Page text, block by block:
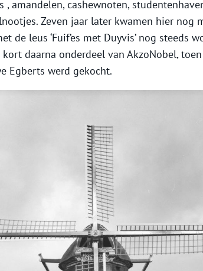
, amandelen, cashewnoten,
Zeven jaar later kwamen hier nog
de leus ‘Fuif’es met Duyvis’ nog steeds
daarna onderdeel van AkzoNobel,
Egberts werd gekocht.